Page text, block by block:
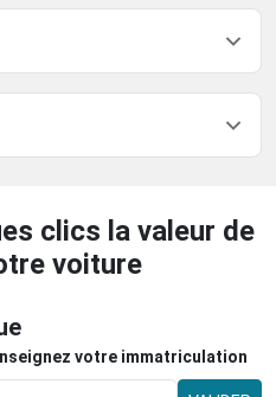
clics la valeur de
voiture
votre immatriculation